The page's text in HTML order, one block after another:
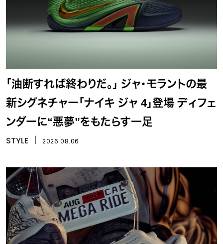
「油断すれば終わりだ。」 ジャ・モラントの最
新シグネチャー「ナイキ ジャ 4」登場 ディフェ
ンダーに“悪夢”をもたらす一足
STYLE 2026.08.06